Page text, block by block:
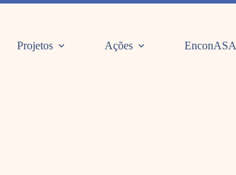
Projetos Ações EnconASA